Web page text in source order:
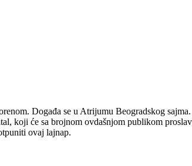
Događa se u Atrijumu Beogradskog
koji će sa brojnom ovdašnjom publikom
ovaj lajnap.